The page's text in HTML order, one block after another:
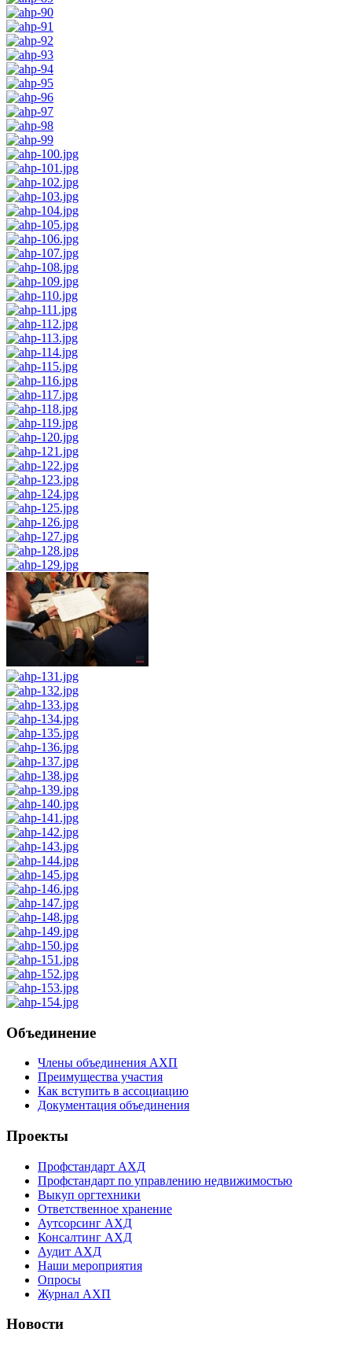
Объединение
Члены объединения АХП
Преимущества участия
Как вступить в ассоциацию
Документация объединения
Проекты
Профстандарт АХД
Профстандарт по управлению недвижимостью
Выкуп оргтехники
Ответственное хранение
Аутсорсинг АХД
Консалтинг АХД
Аудит АХД
Наши мероприятия
Опросы
Журнал АХП
Новости